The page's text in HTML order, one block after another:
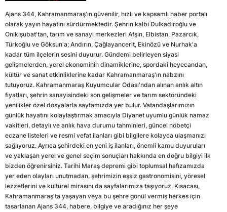
Ajans 344, Kahramanmaraş'ın güvenilir, hızlı ve kapsamlı haber portalı
olarak yayın hayatını sürdürmektedir. Şehrin kalbi Dulkadiroğlu ve
Onikişubat'tan, tarım ve sanayi merkezleri Afşin, Elbistan, Pazarcık,
Türkoğlu ve Göksun'a; Andırın, Çağlayancerit, Ekinözü ve Nurhak'a
kadar tüm ilçelerin sesini duyurur. Gündemi belirleyen siyasi
gelişmelerden, yerel ekonominin dinamiklerine, spordaki heyecandan,
kültür ve sanat etkinliklerine kadar Kahramanmaraş'ın nabzını
tutuyoruz. Kahramanmaraş Kuyumcular Odası'ndan alınan anlık altın
fiyatları, şehrin sanayisindeki son gelişmeler ve tarım sektöründeki
yenilikler özel dosyalarla sayfamızda yer bulur. Vatandaşlarımızın
günlük hayatını kolaylaştırmak amacıyla Diyanet uyumlu günlük namaz
vakitleri, detaylı ve anlık hava durumu tahminleri, güncel nöbetçi
eczane listeleri ve resmi vefat ilanları gibi bilgilere kolayca ulaşmanızı
sağlıyoruz. Ayrıca şehirdeki en yeni iş ilanları, önemli kamu duyuruları
ve yaklaşan yerel ve genel seçim sonuçları hakkında en doğru bilgiyi ilk
bizden öğrenirsiniz. Tarihi Maraş depremi gibi toplumsal hafızamızda
yer eden olayları unutmadan, şehrimizin eşsiz gastronomisini, yöresel
lezzetlerini ve kültürel mirasını da sayfalarımıza taşıyoruz. Kısacası,
Kahramanmaraş'ta yaşayan veya bu şehre gönül vermiş herkes için
tasarlanan Ajans 344, habere, bilgiye ve aradığınız her şeye